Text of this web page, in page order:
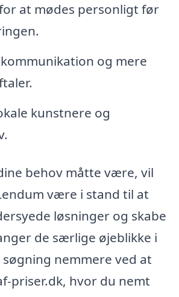
at mødes personligt før
og mere
kunstnere og
behov måtte være, vil
være i stand til at
løsninger og skabe
de særlige øjeblikke i
nemmere ved at
priser.dk, hvor du nemt